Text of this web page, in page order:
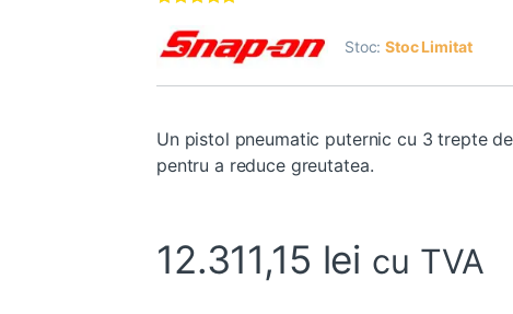
5.00din 5 pe
baza unei
Stoc:Stoc Limitat
Un pistol pneumatic puternic cu 3 trepte
pentru a reduce greutatea.
12.311,15 lei cu TVA